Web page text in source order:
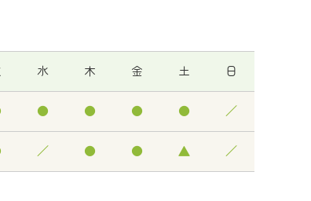
水 木 金 土 日
● ● ● ● ／
／ ● ● ▲ ／